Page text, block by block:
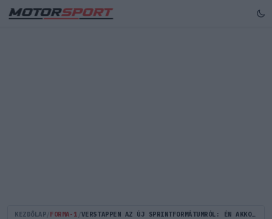
KEZDŐLAP FORMA-1 VERSTAPPEN AZ ÚJ SPRINTFORMÁTUMRÓL: ÉN AKKOR SE FOGOK TÖBBET KOCKÁZTATNI